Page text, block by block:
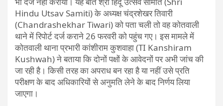
Hindu Utsav Samiti) के अध्यक्ष चंद्रशेखर तिवारी
(Chandrashekhar Tiwari) को पता चली तो वह कोतवाली
थाने में रिपोर्ट दर्ज कराने 26 फरवरी को पहुंच गए। इस मामले में
कोतवाली थाना प्रभारी कांशीराम कुशवाहा (TI Kanshiram
Kushwah) ने बताया कि दोनों पक्षों के आवेदनों पर अभी जांच की
जा रही है। किसी तरह का अपराध बन रहा है या नहीं उसे प्रति
परीक्षण के बाद अधिकारियों से अनुमति लेने के बाद निर्णय लिया
जाएगा।